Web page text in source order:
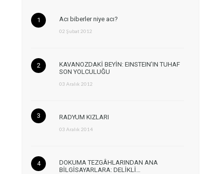
Acı biberler niye acı?
02 Şubat 2012
KAVANOZDAKİ BEYİN: EINSTEIN’IN TUHAF
SON YOLCULUĞU
03 Aralık 2012
RADYUM KIZLARI
03 Aralık 2014
DOKUMA TEZGÂHLARINDAN ANA
BİLGİSAYARLARA: DELİKLİ…